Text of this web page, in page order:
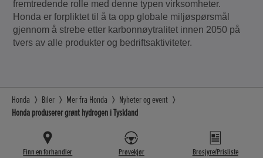
fremtredende rolle med denne typen virksomheter.
Honda er forpliktet til å ta opp globale miljøspørsmål
gjennom å strebe etter karbonnøytralitet innen 2050 på
tvers av alle produkter og bedriftsaktiviteter.
Honda Biler Mer fra Honda
Nyheter og event
Honda produserer grønt hydrogen i Tyskland
Finn en forhandler Prøvekjør Brosjyre/Prisliste